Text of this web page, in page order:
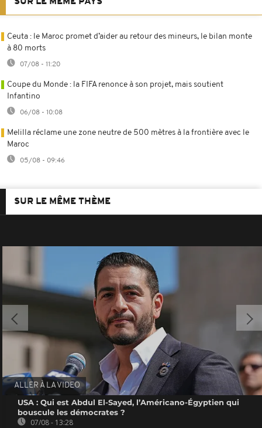
Ceuta : le Maroc promet d’aider au retour des mineurs, le bilan monte
à 80 morts
07/08 - 11:20
Coupe du Monde : la FIFA renonce à son projet, mais soutient
Infantino
06/08 - 10:08
Melilla réclame une zone neutre de 500 mètres à la frontière avec le
Maroc
05/08 - 09:46
SUR LE MÊME THÈME
ALLER À LA VIDEO
USA : Qui est Abdul El-Sayed, l’Américano-Égyptien qui
bouscule les démocrates ?
07/08 - 13:28